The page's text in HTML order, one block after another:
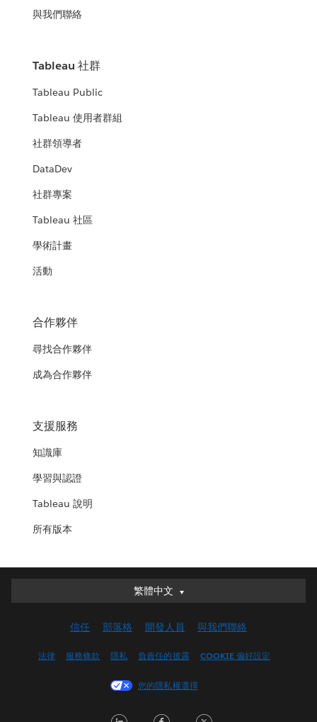
與我們聯絡
Tableau 社群
Tableau Public
Tableau 使用者群組
社群領導者
DataDev
社群專案
Tableau 社區
學術計畫
活動
合作夥伴
尋找合作夥伴
成為合作夥伴
支援服務
知識庫
學習與認證
Tableau 說明
所有版本
繁體中文
繁體中文
English (UK)
Français (Canada)
信任 部落格 開發人員 與我們聯絡
法律 服務條款 隱私 負責任的披露 COOKIE 偏好設定
您的隱私權選擇